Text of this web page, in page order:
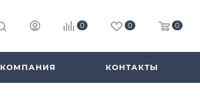
0 0 0
КОМПАНИЯ КОНТАКТЫ